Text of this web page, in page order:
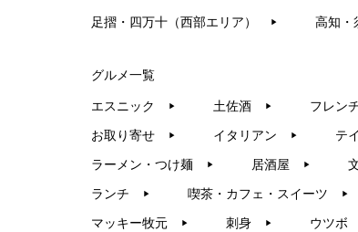
足摺・四万十（西部エリア） ▶︎ 高知・
グルメ一覧
エスニック ▶︎ 土佐酒 ▶︎ フレン
お取り寄せ ▶︎ イタリアン ▶︎ テ
ラーメン・つけ麺 ▶︎ 居酒屋 ▶︎
ランチ ▶︎ 喫茶・カフェ・スイーツ ▶︎
マッキー牧元 ▶︎ 刺身 ▶︎ ウツボ